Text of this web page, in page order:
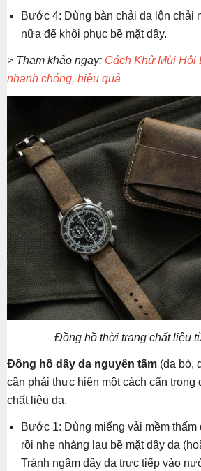
Bước 4: Dùng bàn chải da lộn chải
nữa để khôi phục bề mặt dây.
> Tham khảo ngay: Cách Khử Mùi Hôi
nhanh chóng, hiệu quả
Đồng hồ thời trang chất liệu
Đồng hồ dây da nguyên tấm (da bò,
cần phải thực hiện một cách cẩn trọng
chất liệu da.
Bước 1: Dùng miếng vải mềm thấm
rồi nhẹ nhàng lau bề mặt dây da
Tránh ngâm dây da trực tiếp vào